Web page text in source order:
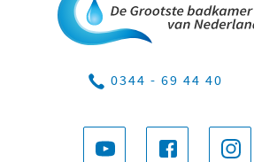
0344 - 69 44 40